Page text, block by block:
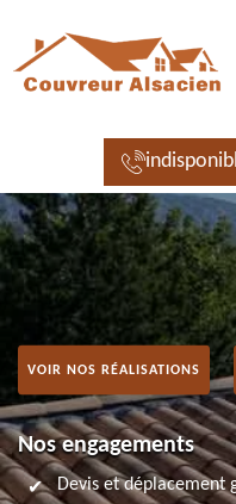
VOIR NOS RÉALISATIONS
Nos engagements
Devis et déplacement